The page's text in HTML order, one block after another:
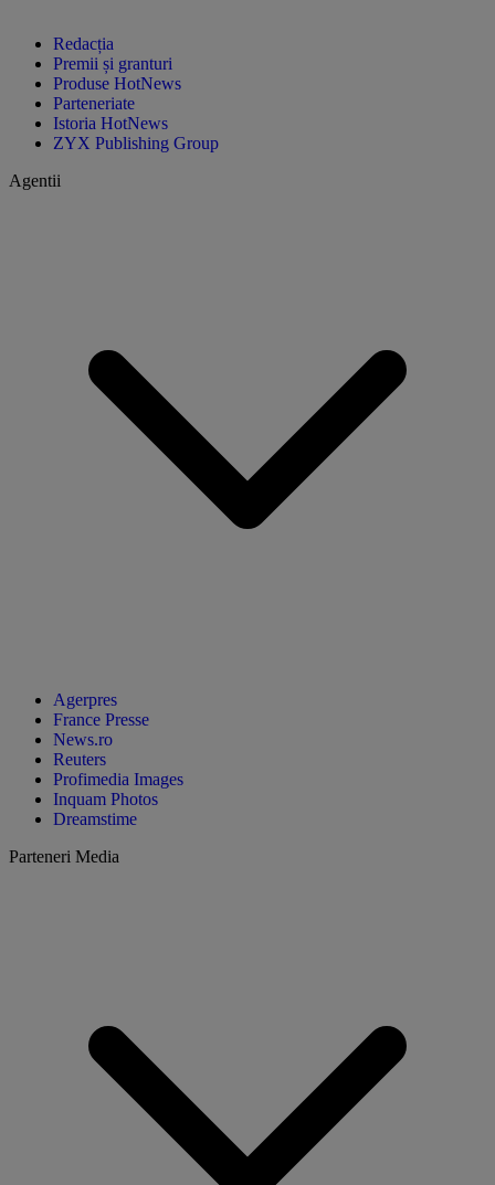
Redacția
Premii și granturi
Produse HotNews
Parteneriate
Istoria HotNews
ZYX Publishing Group
Agentii
Agerpres
France Presse
News.ro
Reuters
Profimedia Images
Inquam Photos
Dreamstime
Parteneri Media